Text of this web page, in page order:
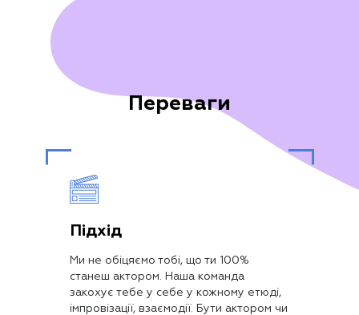
П ереваги
Підхід
Ми не обіцяємо тобі, що ти 100%
станеш актором. Наша команда
закохує тебе у себе у кожному етюді,
імпровізації, взаємодії. Бути актором чи